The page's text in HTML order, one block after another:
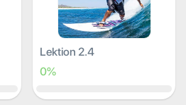
Lektion 2.4
0%